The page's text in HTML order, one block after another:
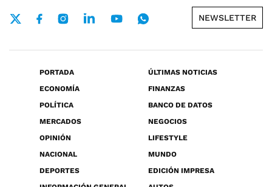
NEWSLETTER
PORTADA
ÚLTIMAS NOTICIAS
ECONOMÍA
FINANZAS
POLÍTICA
BANCO DE DATOS
MERCADOS
NEGOCIOS
OPINIÓN
LIFESTYLE
NACIONAL
MUNDO
DEPORTES
EDICIÓN IMPRESA